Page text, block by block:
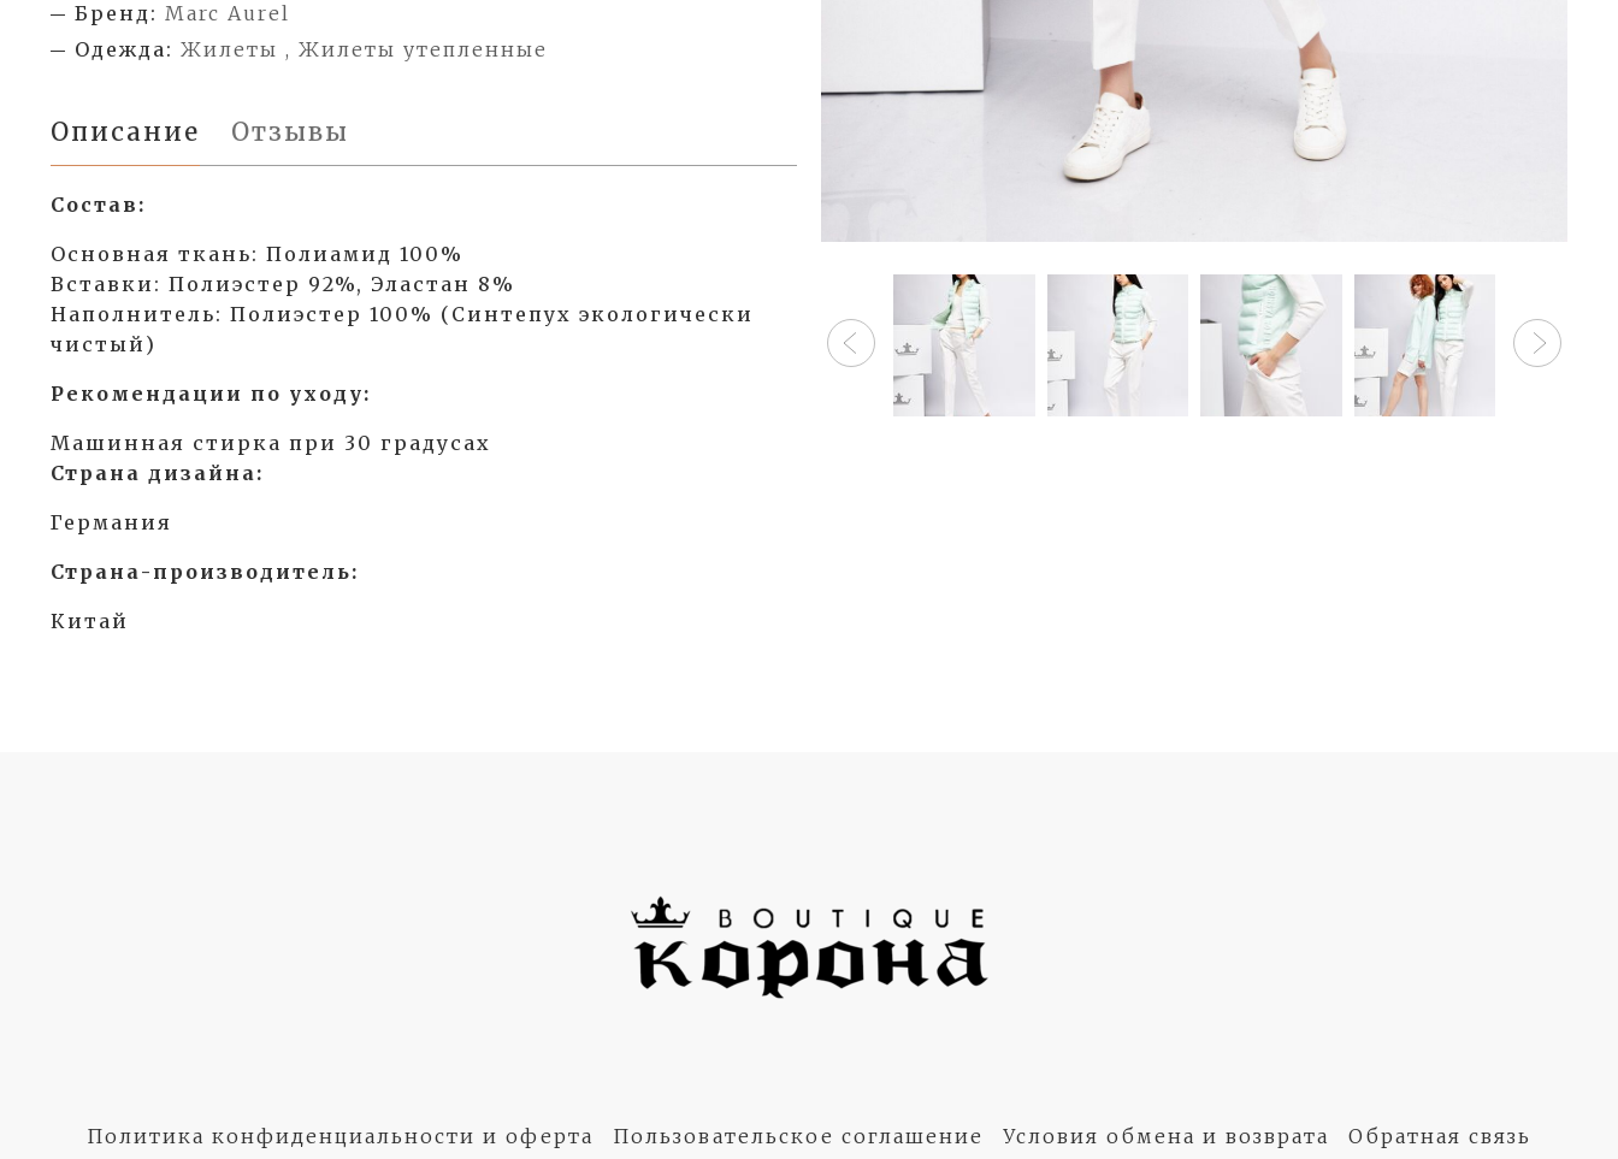
Бренд: Marc Aurel
Одежда: Жилеты , Жилеты утепленные
Описание Отзывы
Состав:
Основная ткань: Полиамид 100%
Вставки: Полиэстер 92%, Эластан 8%
Наполнитель: Полиэстер 100% (Синтепух экологически
чистый)
Рекомендации по уходу:
Машинная стирка при 30 градусах
Страна дизайна:
Германия
Страна-производитель:
Китай
Политика конфиденциальности и оферта Пользовательское соглашение Условия обмена и возврата Обратная связь